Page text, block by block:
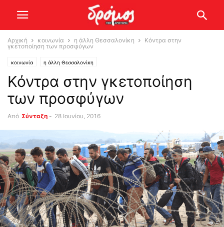
Αρχική κοινωνία η άλλη Θεσσαλονίκη
Κόντρα στην
γκετοποίηση των προσφύγων
κοινωνία η άλλη Θεσσαλονίκη
Κόντρα στην γκετοποίηση
των προσφύγων
Από Σύνταξη - 28 Ιουνίου, 2016